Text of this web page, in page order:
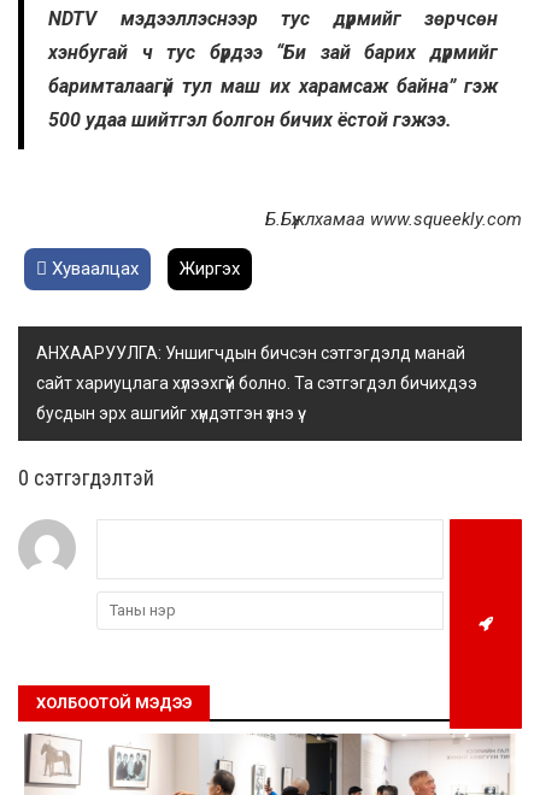
NDTV мэдээллэснээр тус дүрмийг зөрчсөн
хэнбугай ч тус бүрдээ “Би зай барих дүрмийг
баримталаагүй тул маш их харамсаж байна” гэж
500 удаа шийтгэл болгон бичих ёстой гэжээ.
Б.Бүжлхамаа www.squeekly.com
Хуваалцах Жиргэх
АНХААРУУЛГА: Уншигчдын бичсэн сэтгэгдэлд манай
сайт хариуцлага хүлээхгүй болно. Та сэтгэгдэл бичихдээ
бусдын эрх ашгийг хүндэтгэн үзнэ үү.
0 cэтгэгдэлтэй
ХОЛБООТОЙ МЭДЭЭ